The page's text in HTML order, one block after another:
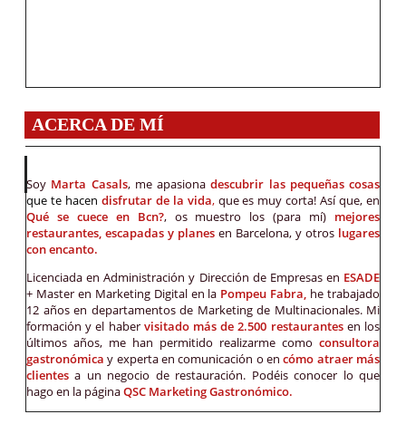
ACERCA DE MÍ
Soy Marta Casals, me apasionadescubrir las pequeñas cosas
que te hacen disfrutar de la vida,que es muy corta! Así que, en
Qué se cuece en Bcn?, os muestro los (para mí) mejores
restaurantes, escapadas y planes en Barcelona, y otros lugares
con encanto.
Licenciada en Administración y Dirección de Empresas en ESADE
+ Master en Marketing Digital en la Pompeu Fabra, he trabajado
12 años en departamentos de Marketing de Multinacionales. Mi
formación y el haber visitado más de 2.500 restaurantes en los
últimos años, me han permitido realizarme como consultora
gastronómicay experta en comunicación o encómo atraer más
clientes a un negocio de restauración. Podéis conocer lo que
hago en la páginaQSC Marketing Gastronómico.